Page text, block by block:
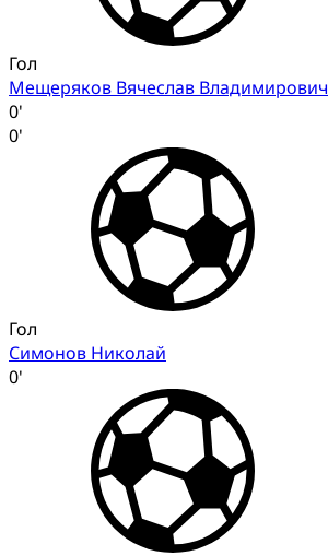
Гол
Мещеряков Вячеслав Владимирович
0'
0'
Гол
Симонов Николай
0'